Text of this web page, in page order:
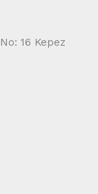
16 Kepez